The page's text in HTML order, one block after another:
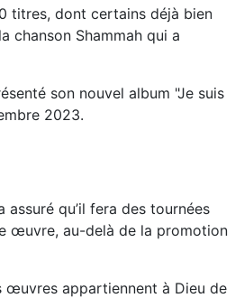
titres, dont certains déjà bien
chanson Shammah qui a
son nouvel album "Je suis
2023.
qu’il fera des tournées
œuvre, au-delà de la promotion
œuvres appartiennent à Dieu de